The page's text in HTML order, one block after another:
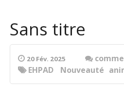
Sans titre
20 Fév. 2025
EHPAD Nouveauté